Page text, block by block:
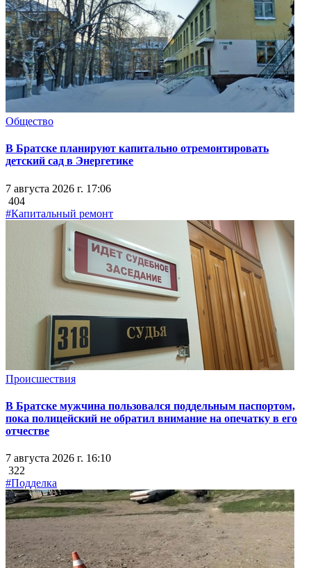
Общество
В Братске планируют капитально отремонтировать
детский сад в Энергетике
7 августа 2026 г. 17:06
404
#Капитальный ремонт
Происшествия
В Братске мужчина пользовался поддельным паспортом,
пока полицейский не обратил внимание на опечатку в его
отчестве
7 августа 2026 г. 16:10
322
#Подделка